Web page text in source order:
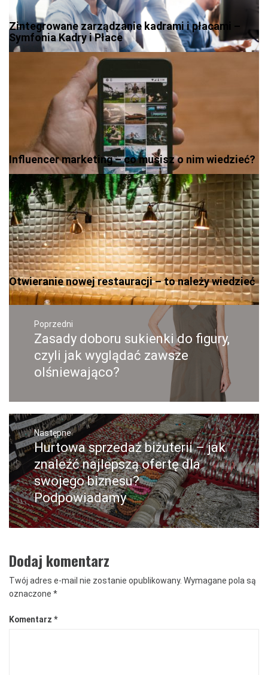
Zintegrowane zarządzanie kadrami i płacami –
Symfonia Kadry i Płace
Influencer marketing – co musisz o nim wiedzieć?
Otwieranie nowej restauracji – to należy wiedzieć
Nawigacja
wpisuPoprzedni
Poprzedni
Zasady doboru sukienki do figury,
czyli jak wyglądać zawsze
olśniewająco?
Następne
Następny
post:
Hurtowa sprzedaż biżuterii – jak
znaleźć najlepszą ofertę dla
swojego biznesu?
Podpowiadamy
Dodaj komentarz
Twój adres e-mail nie zostanie opublikowany. Wymagane pola są
oznaczone *
Komentarz *